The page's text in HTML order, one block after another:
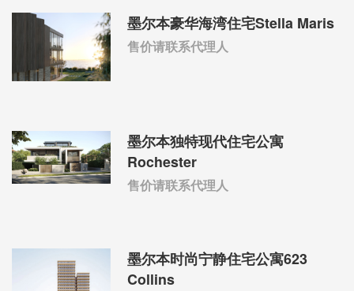
墨尔本豪华海湾住宅Stella Maris
售价请联系代理人
墨尔本独特现代住宅公寓
Rochester
售价请联系代理人
墨尔本时尚宁静住宅公寓623
Collins